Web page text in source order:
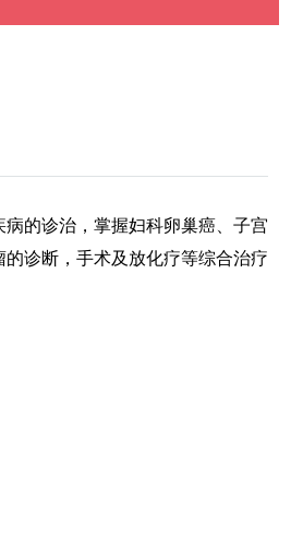
的诊治，掌握妇科卵巢癌、子宫
诊断，手术及放化疗等综合治疗